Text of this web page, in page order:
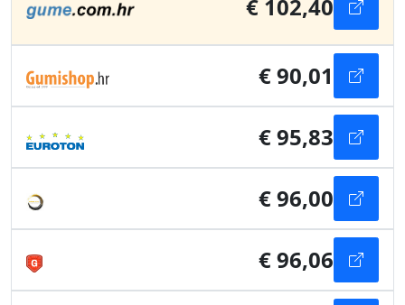
€ 102,40
€ 90,01
€ 95,83
€ 96,00
€ 96,06